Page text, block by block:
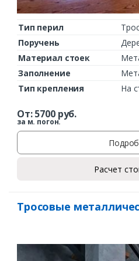
Тип перил
Поручень
Материал стоек
Заполнение
Тип крепления
На
От:5700руб.
за м. погон.
Расчет
Тросовые